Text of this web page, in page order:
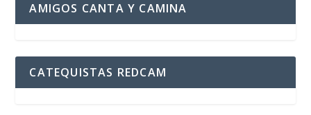
AMIGOS CANTA Y CAMINA
CATEQUISTAS REDCAM